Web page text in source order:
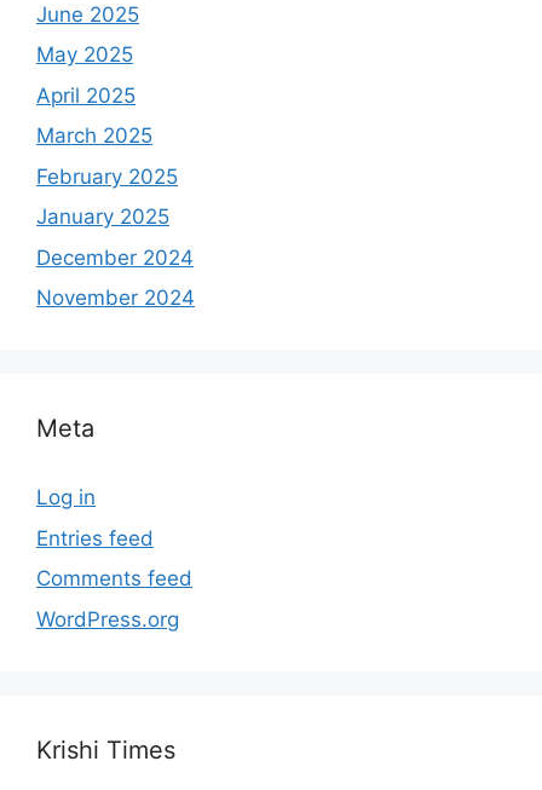
June 2025
May 2025
April 2025
March 2025
February 2025
January 2025
December 2024
November 2024
Meta
Log in
Entries feed
Comments feed
WordPress.org
Krishi Times